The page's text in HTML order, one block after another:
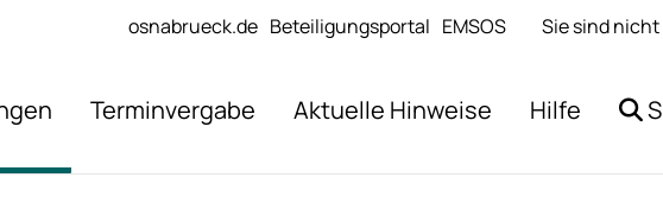
osnabrueck.de Beteiligungsportal EMSOS Sie sind
Terminvergabe Aktuelle Hinweise Hilfe